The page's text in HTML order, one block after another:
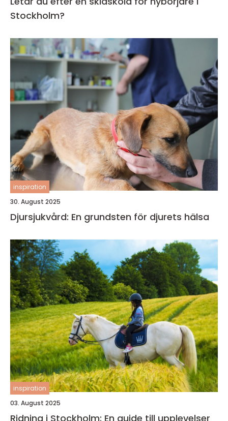
Stockholm?
inspiration
30. August 2025
Djursjukvård: En grundsten för djurets hälsa
inspiration
03. August 2025
Ridning i Stockholm: En guide till upplevelser